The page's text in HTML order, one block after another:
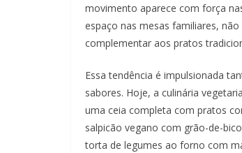
movimento aparece com força
espaço nas mesas familiares,
complementar aos pratos
Essa tendência é impulsionada
sabores. Hoje, a culinária
uma ceia completa com pratos
salpicão vegano com grão-de-
torta de legumes ao forno com